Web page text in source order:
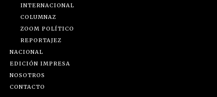
INTERNACIONAL
COLUMNAZ
ZOOM POLÍTICO
REPORTAJEZ
NACIONAL
EDICIÓN IMPRESA
NOSOTROS
CONTACTO